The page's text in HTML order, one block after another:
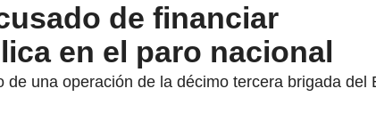
de financiar
en el paro nacional
una operación de la décimo tercera brigada del